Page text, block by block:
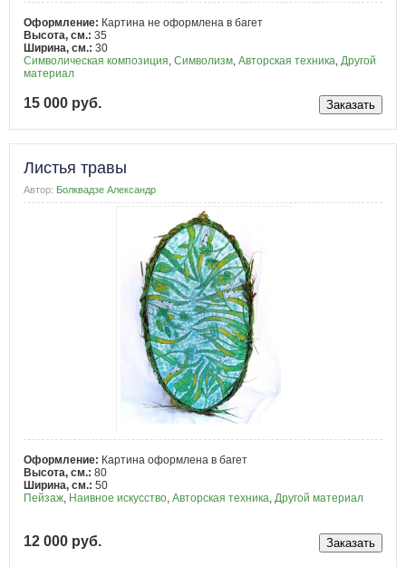
Оформление: Картина не оформлена в багет
Высота, см.: 35
Ширина, см.: 30
Символическая композиция, Символизм, Авторская техника, Другой
материал
15 000 руб.
Листья травы
Автор: Болквадзе Александр
Оформление: Картина оформлена в багет
Высота, см.: 80
Ширина, см.: 50
Пейзаж, Наивное искусство, Авторская техника, Другой материал
12 000 руб.